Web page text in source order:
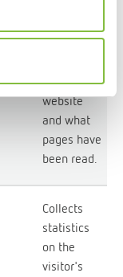
average
on the
website
and what
pages have
been read.
Collects
statistics
on the
visitor's